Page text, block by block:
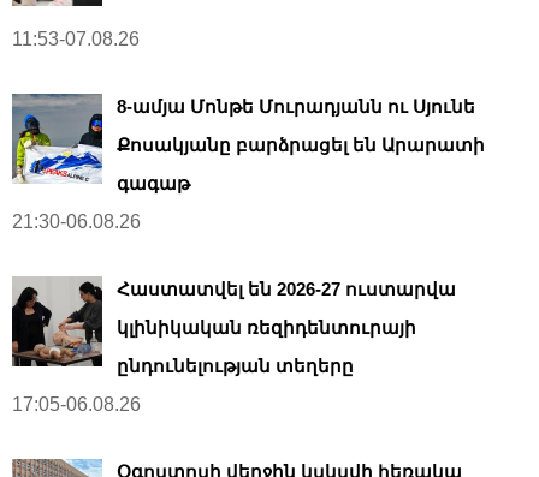
11:53-07.08.26
8-ամյա Մոնթե Մուրադյանն ու Սյունե
Քոսակյանը բարձրացել են Արարատի
գագաթ
21:30-06.08.26
Հաստատվել են 2026-27 ուստարվա
կլինիկական ռեզիդենտուրայի
ընդունելության տեղերը
17:05-06.08.26
Օգոստոսի վերջին կսկսվի հեռակա